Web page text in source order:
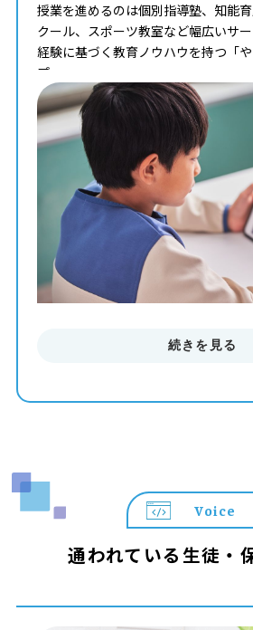
授業を進めるのは個別指導塾、知能
クール、スポーツ教室など幅広いサー
経験に基づく教育ノウハウを持つ「
プ」。
タイピングからコンピュータサイエン
教材を使って、一人ひとりのペースや
別最適化レッスンでプログラミング
まずはお気軽に無料体験授業にご参
料金やカリキュラムなどに関しても
続きを見る
Voice
通われている生徒・